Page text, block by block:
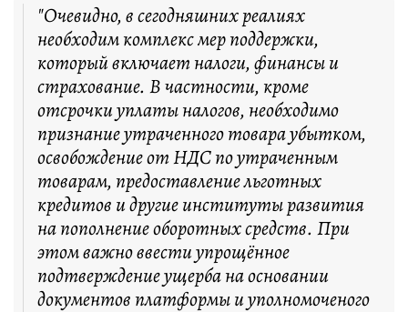
"Очевидно, в сегодняшних реалиях
необходим комплекс мер поддержки,
который включает налоги, финансы и
страхование. В частности, кроме
отсрочки уплаты налогов, необходимо
признание утраченного товара убытком,
освобождение от НДС по утраченным
товарам, предоставление льготных
кредитов и другие институты развития
на пополнение оборотных средств. При
этом важно ввести упрощённое
подтверждение ущерба на основании
документов платформы и уполномоченого